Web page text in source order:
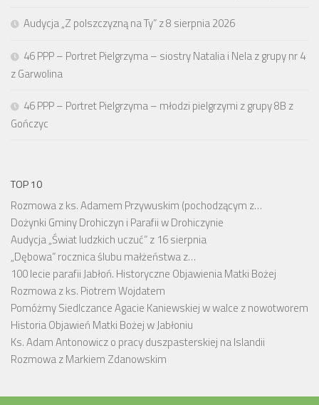
Audycja „Z polszczyzną na Ty” z 8 sierpnia 2026
46 PPP – Portret Pielgrzyma – siostry Natalia i Nela z grupy nr 4
z Garwolina
46 PPP – Portret Pielgrzyma – młodzi pielgrzymi z grupy 8B z
Gończyc
TOP 10
Rozmowa z ks. Adamem Przywuskim (pochodzącym z…
Dożynki Gminy Drohiczyn i Parafii w Drohiczynie
Audycja „Świat ludzkich uczuć” z 16 sierpnia
„Dębowa” rocznica ślubu małżeństwa z…
100 lecie parafii Jabłoń. Historyczne Objawienia Matki Bożej
Rozmowa z ks. Piotrem Wojdatem
Pomóżmy Siedlczance Agacie Kaniewskiej w walce z nowotworem
Historia Objawień Matki Bożej w Jabłoniu
Ks. Adam Antonowicz o pracy duszpasterskiej na Islandii
Rozmowa z Markiem Zdanowskim